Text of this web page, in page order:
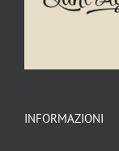
INFORMAZIONI